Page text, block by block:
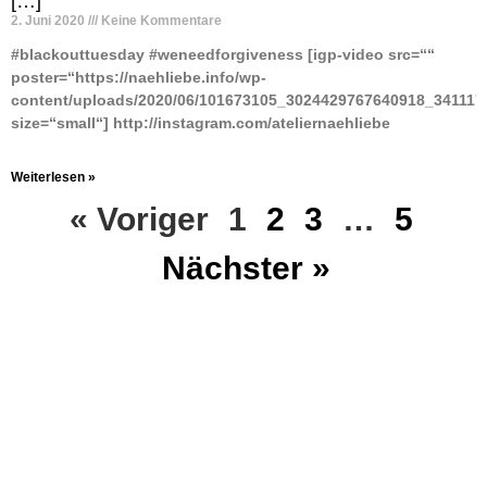
2. Juni 2020 Keine Kommentare
#blackouttuesday #weneedforgiveness [igp-video src=““
poster=“https://naehliebe.info/wp-
content/uploads/2020/06/
size=“small“] http://instagram.com/ateliernaehliebe
Weiterlesen »
« Voriger 1 2 3 …
5
Nächster »